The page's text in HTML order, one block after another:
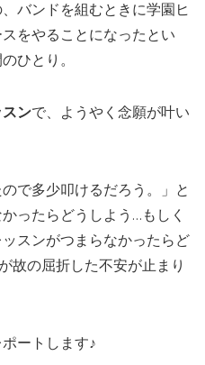
バンドを組むときに学園ヒ
をやることになったとい
ひとり。
ンで、ようやく念願が叶い
で多少叩けるだろう。」と
ったらどうしよう…もしく
スンがつまらなかったらど
故の屈折した不安が止まり
ートします♪